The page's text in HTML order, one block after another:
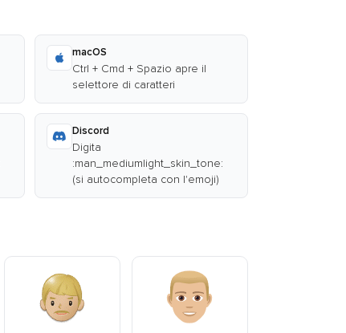
macOS
Ctrl + Cmd + Spazio apre il
selettore di caratteri
Discord
Digita
:man_mediumlight_skin_tone:
(si autocompleta con l'emoji)